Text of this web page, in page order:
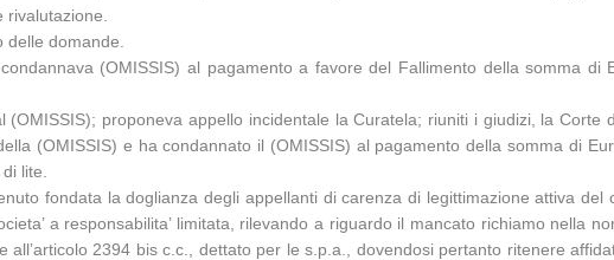
domande.
(OMISSIS) al pagamento a favore del Fallimento della somma di
proponeva appello incidentale la Curatela; riuniti i giudizi, la Corte
(OMISSIS) e ha condannato il (OMISSIS) al pagamento della somma di
lite.
fondata la doglianza degli appellanti di carenza di legittimazione attiva del
a responsabilita’ limitata, rilevando a riguardo il mancato richiamo nella
2394 bis c.c., dettato per le s.p.a., dovendosi pertanto ritenere